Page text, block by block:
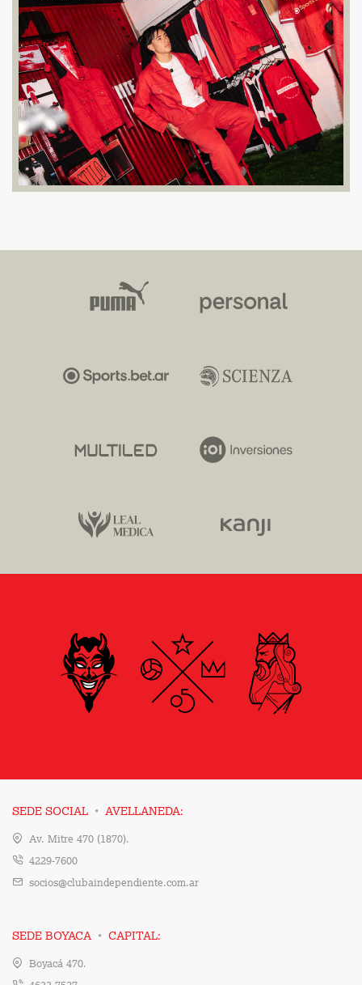
SEDE SOCIAL · AVELLANEDA:
Av. Mitre 470 (1870).
4229-7600
socios@clubaindependiente.com.ar
SEDE BOYACA · CAPITAL:
Boyacá 470.